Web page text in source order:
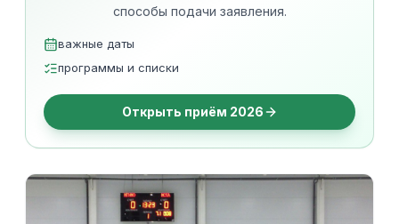
способы подачи заявления.
важные даты
программы и списки
Открыть приём 2026